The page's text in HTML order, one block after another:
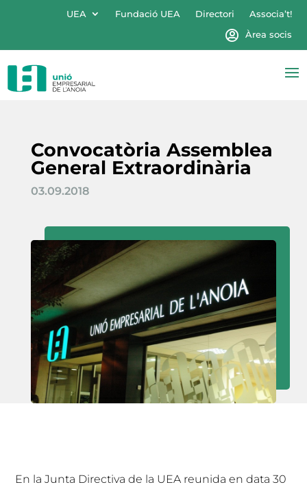
UEA Fundació UEA Directori
Associa’t!
Àrea socis
Convocatòria Assemblea
General Extraordinària
03.09.2018
En la Junta Directiva de la UEA reunida en data 30